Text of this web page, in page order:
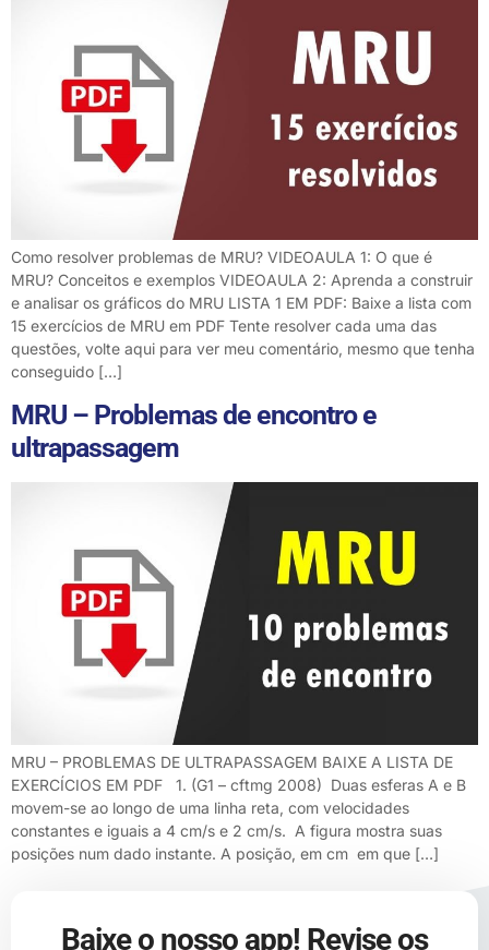
Como resolver problemas de MRU? VIDEOAULA 1: O que é
MRU? Conceitos e exemplos VIDEOAULA 2: Aprenda a construir
e analisar os gráficos do MRU LISTA 1 EM PDF: Baixe a lista com
15 exercícios de MRU em PDF Tente resolver cada uma das
questões, volte aqui para ver meu comentário, mesmo que tenha
conseguido […]
MRU – Problemas de encontro e
ultrapassagem
MRU – PROBLEMAS DE ULTRAPASSAGEM BAIXE A LISTA DE
EXERCÍCIOS EM PDF 1. (G1 – cftmg 2008) Duas esferas A e B
movem-se ao longo de uma linha reta, com velocidades
constantes e iguais a 4 cm/s e 2 cm/s. A figura mostra suas
posições num dado instante. A posição, em cm em que […]
Baixe o nosso app! Revise os